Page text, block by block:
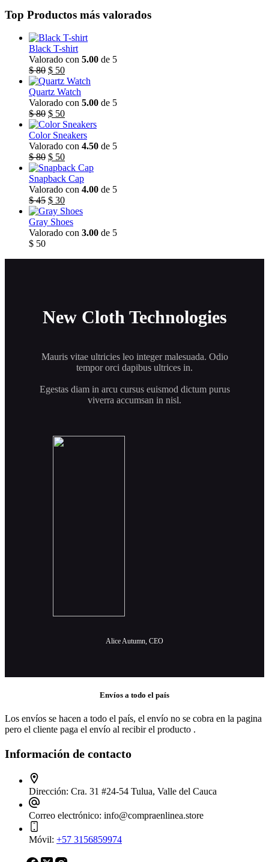
Top Productos más valorados
Black T-shirt
Valorado con 5.00 de 5
$80 El
precio
original
era:
$ 80.
$ 50El
precio
actual
es:
$ 50.
Quartz Watch
Valorado con 5.00 de 5
$80 El
precio
original
era:
$ 80.
$ 50El
precio
actual
es:
$ 50.
Color Sneakers
Valorado con 4.50 de 5
$80 El
precio
original
era:
$ 80.
$ 50El
precio
actual
es:
$ 50.
Snapback Cap
Valorado con 4.00 de 5
$45 El
precio
original
era:
$ 30El
precio
actual
es:
Gray Shoes
Valorado con 3.00 de 5
$ 50
New Cloth Technologies
Mauris vitae ultricies leo integer malesuada. Odio
tempor orci dapibus ultrices in.
Egestas diam in arcu cursus euismod dictum purus
viverra accumsan in nisl.
Alice Autumn, CEO
Envíos a todo el país
Los envíos se hacen a todo el país, el envío no se cobra en la pagina
pero el cliente paga el envío al recibir el producto .
Información de contacto
Dirección: Cra. 31 #24-54 Tulua, Valle del Cauca
Correo electrónico: info@compraenlinea.store
Móvil: +57 3156859974